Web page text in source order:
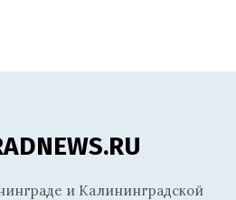
и Калининградской